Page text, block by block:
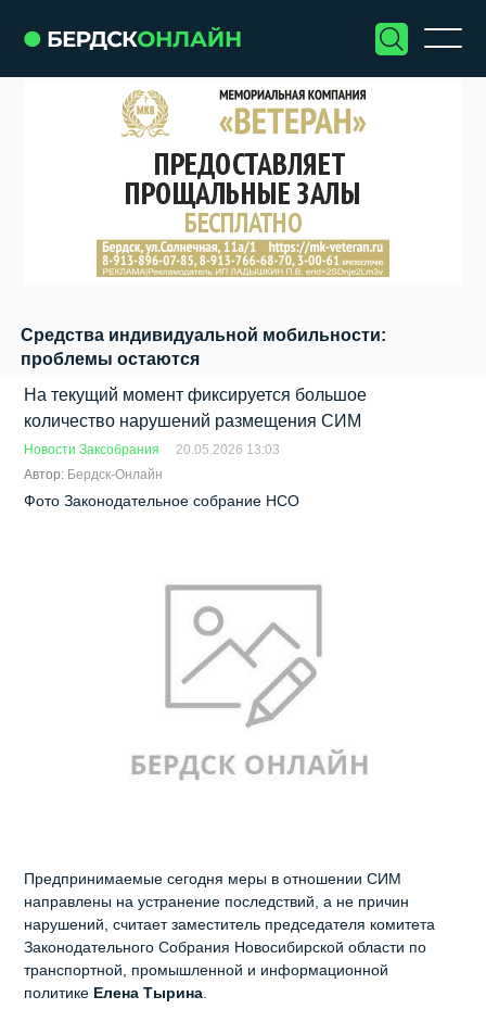
Средства индивидуальной мобильности:
проблемы остаются
На текущий момент фиксируется большое
количество нарушений размещения СИМ
Новости Заксобрания
20.05.2026 13:03
Автор: Бердск-Онлайн
Фото Законодательное собрание НСО
Предпринимаемые сегодня меры в отношении СИМ
направлены на устранение последствий, а не причин
нарушений, считает заместитель председателя комитета
Законодательного Собрания Новосибирской области по
транспортной, промышленной и информационной
политике Елена Тырина.